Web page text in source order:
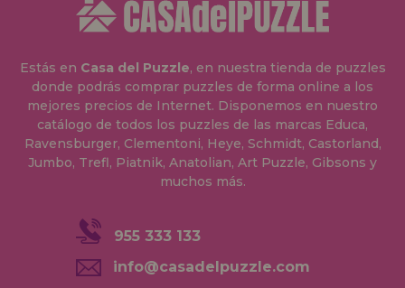
Estás en Casa del Puzzle, en nuestra tienda de puzzles
donde podrás comprar puzzles de forma online a los
mejores precios de Internet. Disponemos en nuestro
catálogo de todos los puzzles de las marcas Educa,
Ravensburger, Clementoni, Heye, Schmidt, Castorland,
Jumbo, Trefl, Piatnik, Anatolian, Art Puzzle, Gibsons y
muchos más.
955 333 133
info@casadelpuzzle.com